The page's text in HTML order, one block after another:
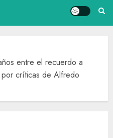
entre el recuerdo a
por críticas de Alfredo